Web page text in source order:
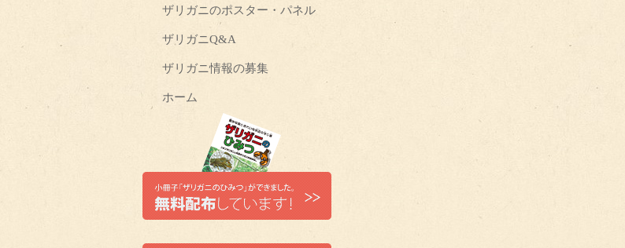
ザリガニのポスター・パネル
ザリガニQ&A
ザリガニ情報の募集
ホーム